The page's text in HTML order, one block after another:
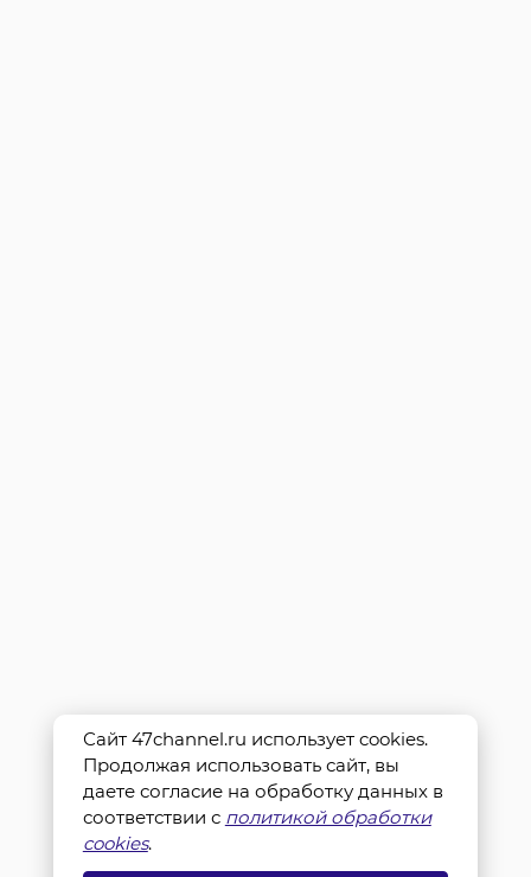
Сайт 47channel.ru использует cookies.
Продолжая использовать сайт, вы
даете согласие на обработку данных в
соответствии с политикой обработки
cookies.